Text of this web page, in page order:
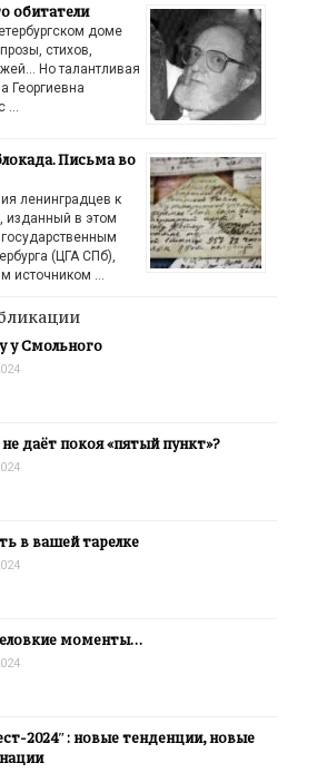
обитатели
доме
стихов,
Но талантливая
Георгиевна
…
Письма во
ленинградцев к
изданный в этом
(ЦГА СПб),
источником …
у Смольного
даёт покоя «пятый пункт»?
в вашей тарелке
моменты…
2024″: новые тенденции, новые